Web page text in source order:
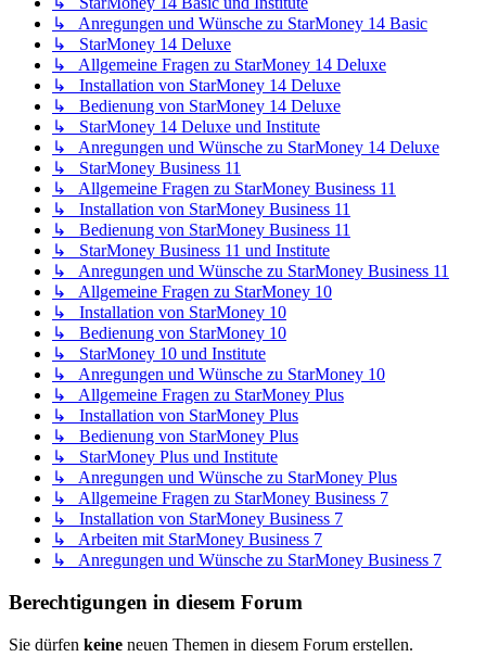
↳ Anregungen und Wünsche zu StarMoney 14 Basic
↳ StarMoney 14 Deluxe
↳ Allgemeine Fragen zu StarMoney 14 Deluxe
↳ Installation von StarMoney 14 Deluxe
↳ Bedienung von StarMoney 14 Deluxe
↳ StarMoney 14 Deluxe und Institute
↳ Anregungen und Wünsche zu StarMoney 14 Deluxe
↳ StarMoney Business 11
↳ Allgemeine Fragen zu StarMoney Business 11
↳ Installation von StarMoney Business 11
↳ Bedienung von StarMoney Business 11
↳ StarMoney Business 11 und Institute
↳ Anregungen und Wünsche zu StarMoney Business 11
↳ Allgemeine Fragen zu StarMoney 10
↳ Installation von StarMoney 10
↳ Bedienung von StarMoney 10
↳ StarMoney 10 und Institute
↳ Anregungen und Wünsche zu StarMoney 10
↳ Allgemeine Fragen zu StarMoney Plus
↳ Installation von StarMoney Plus
↳ Bedienung von StarMoney Plus
↳ StarMoney Plus und Institute
↳ Anregungen und Wünsche zu StarMoney Plus
↳ Allgemeine Fragen zu StarMoney Business 7
↳ Installation von StarMoney Business 7
↳ Arbeiten mit StarMoney Business 7
↳ Anregungen und Wünsche zu StarMoney Business 7
Berechtigungen in diesem Forum
Sie dürfen keine neuen Themen in diesem Forum erstellen.